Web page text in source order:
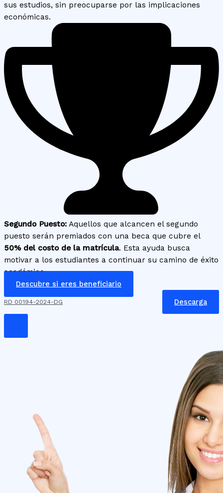
sus estudios, sin preocuparse por las implicaciones
económicas.
Segundo Puesto: Aquellos que alcancen el segundo
puesto serán premiados con una beca que cubre el
50% del costo de la matrícula. Esta ayuda busca
motivar a los estudiantes a continuar su camino de éxito
académico.
Descubre si eres beneficiario
RD 00194-2024-DG Descarga